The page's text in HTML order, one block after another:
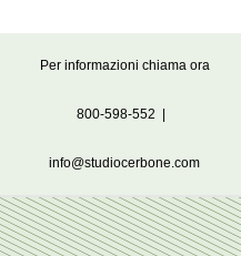
Per informazioni chiama ora
800-598-552
info@studiocerbone.com